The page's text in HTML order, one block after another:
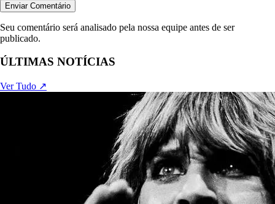
Enviar Comentário
Seu comentário será analisado pela nossa equipe antes de ser
publicado.
ÚLTIMAS NOTÍCIAS
Ver Tudo ↗